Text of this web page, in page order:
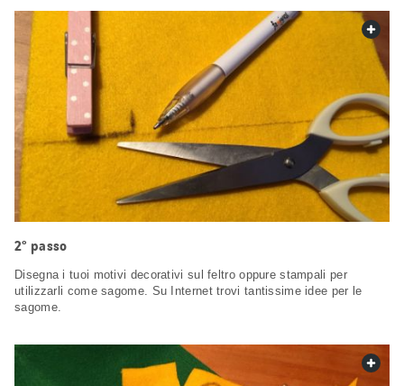
2° passo
Disegna i tuoi motivi decorativi sul feltro oppure stampali per
utilizzarli come sagome. Su Internet trovi tantissime idee per le
sagome.